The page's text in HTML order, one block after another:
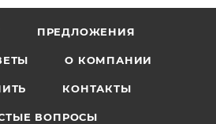
ПРЕДЛОЖЕНИЯ
О КОМПАНИИ
КОНТАКТЫ
ВОПРОСЫ